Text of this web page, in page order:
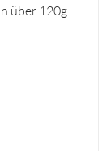
über 120g